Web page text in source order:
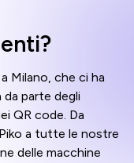
Milano, che ci ha
parte degli
QR code. Da
a tutte le nostre
delle macchine